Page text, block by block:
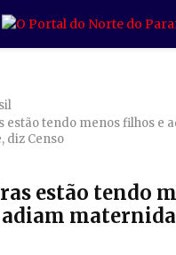
estão tendo menos filhos e
diz Censo
estão tendo